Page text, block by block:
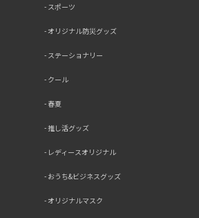
スポーツ
オリジナル防災グッズ
ステーショナリー
クール
春夏
推し活グッズ
レディースオリジナル
おうち&ビジネスグッズ
オリジナルマスク